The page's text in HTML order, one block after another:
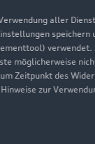
aller
möglicherweise
Zeitpunkt des
zur